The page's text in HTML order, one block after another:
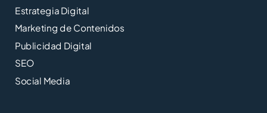
Estrategia Digital
Marketing de Contenidos
Publicidad Digital
SEO
Social Media